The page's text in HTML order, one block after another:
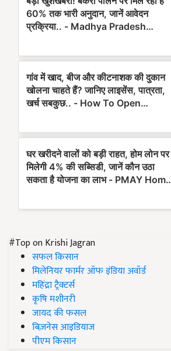
#Top on Krishi Jagran
सफल किसान
मिलेनियर फार्मर ऑफ इंडिया अवॉर्ड
महिंद्रा ट्रैक्टर्स
कृषि मशीनरी
जायद की फसल
बिज़नेस आइडियाज
पीएम किसान